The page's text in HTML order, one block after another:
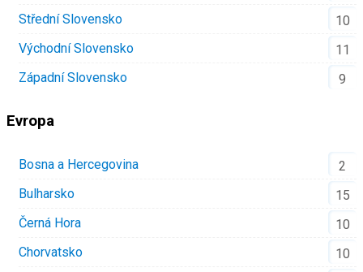
Střední Slovensko
10
Východní Slovensko
11
Západní Slovensko
9
Evropa
Bosna a Hercegovina
2
Bulharsko
15
Černá Hora
10
Chorvatsko
10